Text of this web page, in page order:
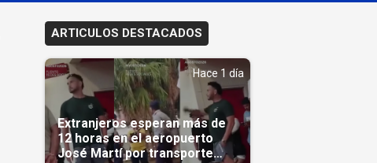
ARTICULOS DESTACADOS
Hace 1 día
Extranjeros esperan más de
12 horas en el aeropuerto
José Martí por transporte